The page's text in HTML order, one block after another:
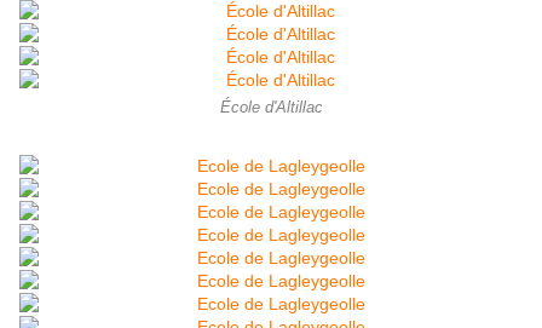
École d'Altillac